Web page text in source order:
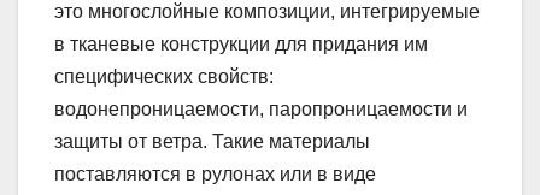
это многослойные композиции, интегрируемые
в тканевые конструкции для придания им
специфических свойств:
водонепроницаемости, паропроницаемости и
защиты от ветра. Такие материалы
поставляются в рулонах или в виде